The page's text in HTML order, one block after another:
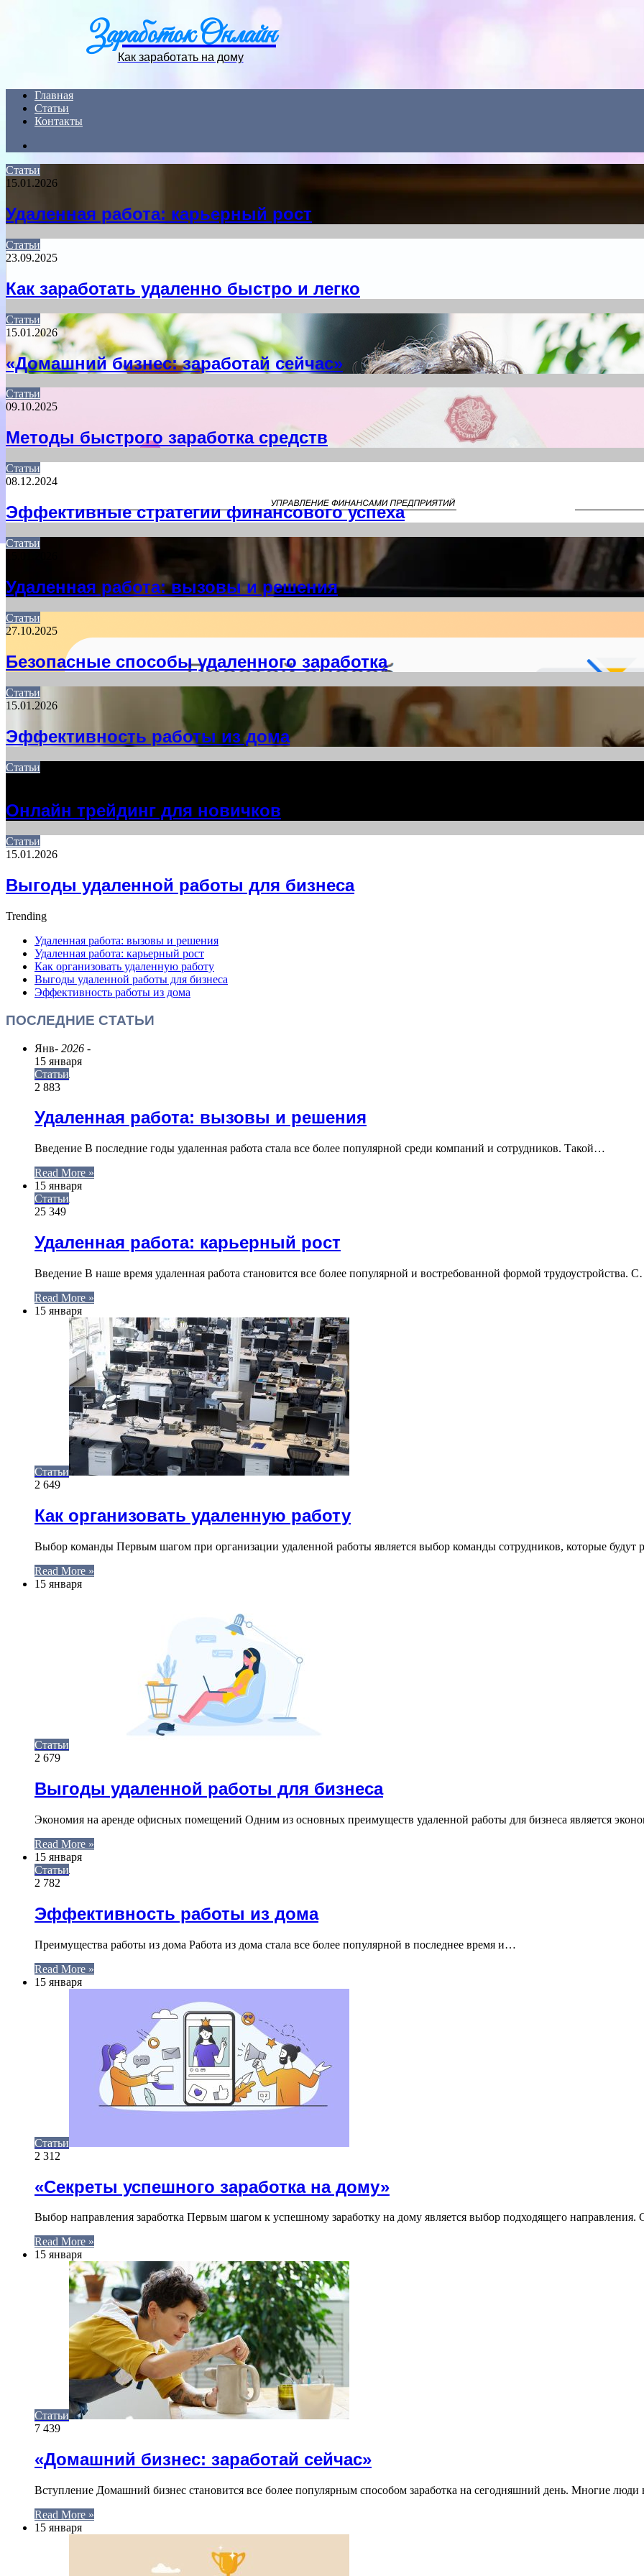
Заработок Онлайн
Как заработать на дому
Главная
Статьи
Контакты
Статьи
15.01.2026
Удаленная работа: карьерный рост
Статьи
23.09.2025
Как заработать удаленно быстро и легко
Статьи
15.01.2026
«Домашний бизнес: заработай сейчас»
Статьи
09.10.2025
Методы быстрого заработка средств
Статьи
08.12.2024
Эффективные стратегии финансового успеха
Статьи
Удаленная работа: вызовы и решения
Статьи
27.10.2025
Безопасные способы удаленного заработка
Статьи
15.01.2026
Эффективность работы из дома
Статьи
Онлайн трейдинг для новичков
Статьи
15.01.2026
Выгоды удаленной работы для бизнеса
Trending
Удаленная работа: вызовы и решения
Удаленная работа: карьерный рост
Как организовать удаленную работу
Выгоды удаленной работы для бизнеса
Эффективность работы из дома
ПОСЛЕДНИЕ СТАТЬИ
Янв- 2026 -
15 января
Статьи
2 883
Удаленная работа: вызовы и решения
Введение В последние годы удаленная работа стала все более популярной среди компаний и сотрудников. Такой…
Read More »
15 января
Статьи
25 349
Удаленная работа: карьерный рост
Введение В наше время удаленная работа становится все более популярной и востребованной формой трудоустройства.
Read More »
15 января
Статьи
2 649
Как организовать удаленную работу
Выбор команды Первым шагом при организации удаленной работы является выбор команды сотрудников, которые будут
Read More »
15 января
Статьи
2 679
Выгоды удаленной работы для бизнеса
Экономия на аренде офисных помещений Одним из основных преимуществ удаленной работы для бизнеса является
Read More »
15 января
Статьи
2 782
Эффективность работы из дома
Преимущества работы из дома Работа из дома стала все более популярной в последнее время и…
Read More »
15 января
Статьи
2 312
«Секреты успешного заработка на дому»
Выбор направления заработка Первым шагом к успешному заработку на дому является выбор подходящего направления.
Read More »
15 января
Статьи
7 439
«Домашний бизнес: заработай сейчас»
Вступление Домашний бизнес становится все более популярным способом заработка на сегодняшний день. Многие
Read More »
15 января